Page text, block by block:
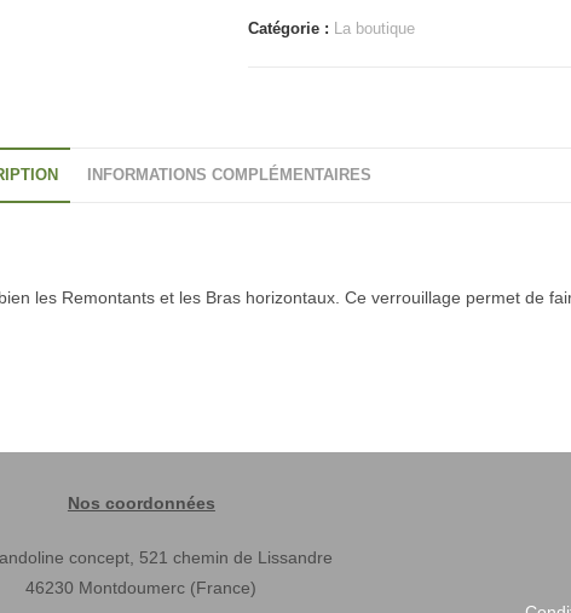
de
Catégorie : La boutique
INFORMATIONS COMPLÉMENTAIRES
les Remontants et les Bras horizontaux. Ce verrouillage permet de
Nos coordonnées
concept, 521 chemin de Lissandre
46230 Montdoumerc (France)